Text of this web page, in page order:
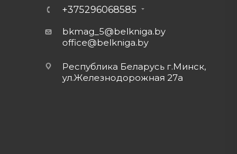
+375296068585
bkmag_5@belkniga.by
office@belkniga.by
Республика Беларусь г.Минск,
ул.Железнодорожная 27а